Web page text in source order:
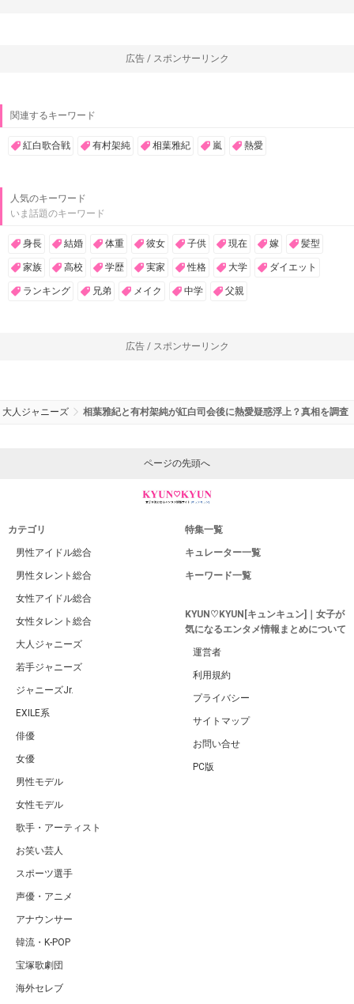
広告 / スポンサーリンク
関連するキーワード
紅白歌合戦 有村架純 相葉雅紀 嵐 熱愛
人気のキーワード
いま話題のキーワード
身長 結婚 体重 彼女 子供 現在 嫁 髪型
家族 高校 学歴 実家 性格 大学 ダイエット
ランキング 兄弟 メイク 中学 父親
広告 / スポンサーリンク
大人ジャニーズ 相葉雅紀と有村架純が紅白司会後に熱愛疑惑浮上？真相を調査
ページの先頭へ
カテゴリ
男性アイドル総合
男性タレント総合
女性アイドル総合
女性タレント総合
大人ジャニーズ
若手ジャニーズ
ジャニーズJr.
EXILE系
俳優
女優
男性モデル
女性モデル
歌手・アーティスト
お笑い芸人
スポーツ選手
声優・アニメ
アナウンサー
韓流・K-POP
宝塚歌劇団
海外セレブ
特集一覧
キュレーター一覧
キーワード一覧
KYUN♡KYUN[キュンキュン]｜女子が
気になるエンタメ情報まとめについて
運営者
利用規約
プライバシー
サイトマップ
お問い合せ
PC版